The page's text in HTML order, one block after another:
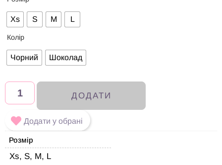
Xs S M L
Колір
Чорний Шоколад
ДОДАТИ
Додати у обрані
Розмір
Xs, S, M, L